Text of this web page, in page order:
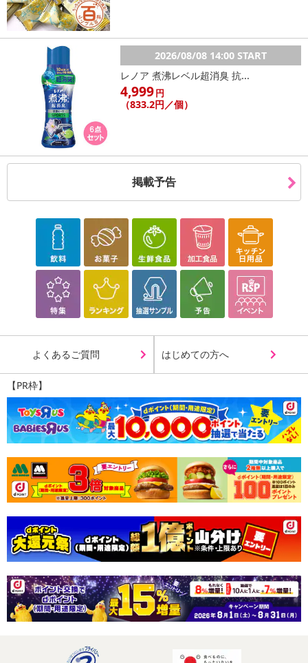
2026/08/08 14:00 START
レノア 煮沸レベル超消臭 抗...
4,999円
（833.2円／個）
掲載予告
よくあるご質問 はじめての方へ
【PR枠】